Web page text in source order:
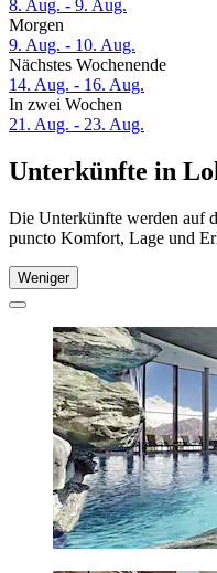
8. Aug. - 9. Aug.
Morgen
9. Aug. - 10. Aug.
Nächstes Wochenende
14. Aug. - 16. Aug.
In zwei Wochen
21. Aug. - 23. Aug.
Unterkünfte in
Die Unterkünfte werden auf
puncto Komfort, Lage und
Weniger